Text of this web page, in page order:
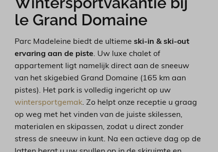
le Grand Domaine
Parc Madeleine biedt de ultiemeski-in & ski-out
ervaring aan de piste. Uw luxe chalet of
appartement ligt namelijk direct aan de sneeuw
van het skigebied Grand Domaine (165 km aan
pistes). Het park is volledig ingericht op uw
wintersportgemak. Zo helpt onze receptie u graag
op weg met het vinden van de juiste skilessen,
materialen en skipassen, zodat u direct zonder
stress de sneeuw in kunt. Na een actieve dag op de